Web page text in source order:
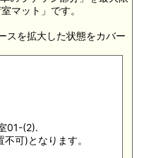
マット」です。
スを拡大した状態をカバー
01-(2).
可)となります。